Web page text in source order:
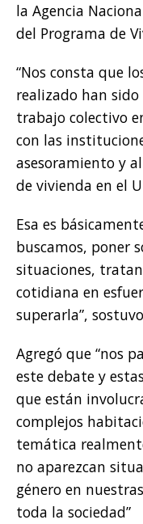
la Agencia
del Programa de
“Nos consta que
realizado han
trabajo colectivo
con las
asesoramiento y
de vivienda en el
Esa es
buscamos, poner
situaciones,
cotidiana en
superarla”,
Agregó que “nos
este debate y
que están
complejos
temática
no aparezcan
género en
toda la sociedad”